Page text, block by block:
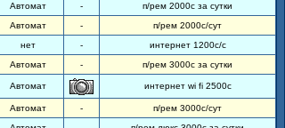
Автомат -
п/рем 2000с за сутки
Автомат -
п/рем 2000с/сут
нет -
интернет 1200с/с
Автомат - п/рем 3000с за сутки
Автомат интернет wi fi 2500с
Автомат -
п/рем 3000с/сут